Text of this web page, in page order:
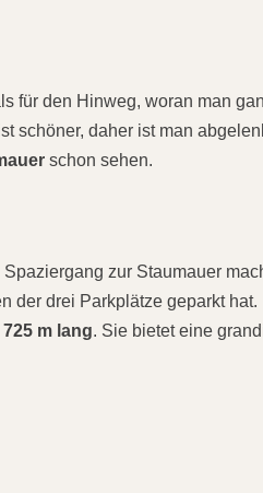
für den Hinweg, woran man
schöner, daher ist man
schon sehen.
zur Staumauer
der drei Parkplätze geparkt hat.
m lang. Sie bietet eine